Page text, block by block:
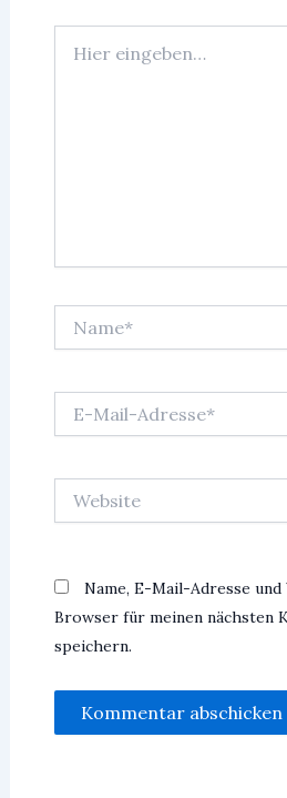
eingeben…
Mail-
Name, E-Mail-Adresse
Browser für meinen nächsten
speichern.